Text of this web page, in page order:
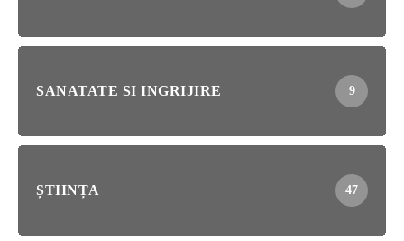
SANATATE SI INGRIJIRE 9
ȘTIINȚA 47